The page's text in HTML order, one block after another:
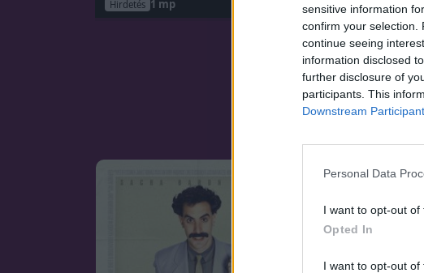
sensitive information
confirm your selection.
continue seeing
information disclosed
further disclosure of
participants. This
Downstream
Personal Data
I want to opt-out of
Opted In
I want to opt-out of
Hirdetés